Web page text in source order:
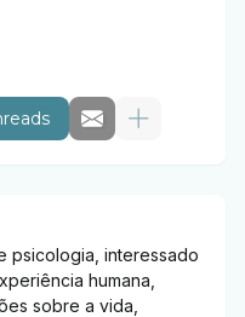
psicologia, interessado
humana,
sobre a vida,